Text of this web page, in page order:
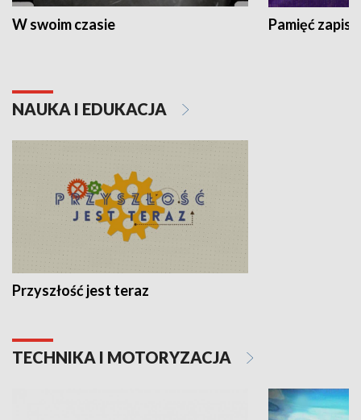
W swoim czasie Pamięć
NAUKA I EDUKACJA
Przyszłość jest teraz
TECHNIKA I MOTORYZACJA